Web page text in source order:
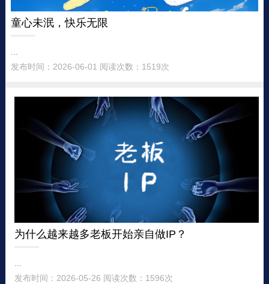
童心未泯，快乐无限
发布时间：2026-06-01 阅读次数：1519次
为什么越来越多老板开始亲自做IP？
...
发布时间：2026-05-26 阅读次数：1596次